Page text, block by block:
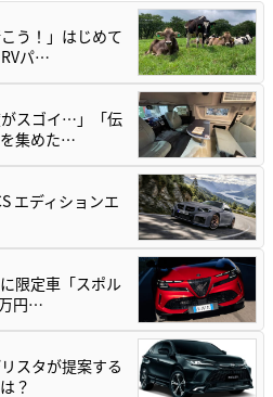
う！」はじめて
パ…
がスゴイ…」「伝
集めた…
エディションエ
限定車「スポル
円…
スタが提案する
？